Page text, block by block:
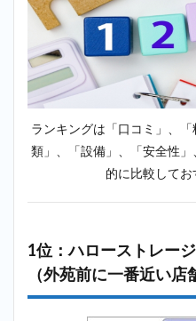
ランキングは「口コミ」、
類」、「設備」、「安全性
的に比較してお
1位：ハローストレー
（外苑前に一番近い店